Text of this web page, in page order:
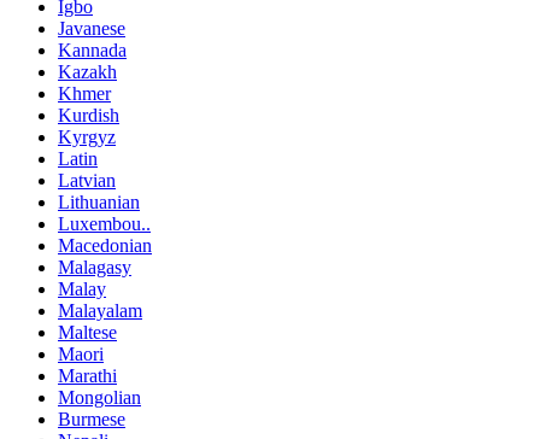
Igbo
Javanese
Kannada
Kazakh
Khmer
Kurdish
Kyrgyz
Latin
Latvian
Lithuanian
Luxembou..
Macedonian
Malagasy
Malay
Malayalam
Maltese
Maori
Marathi
Mongolian
Burmese